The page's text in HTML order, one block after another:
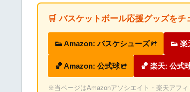
🛒 バスケットボール応援グッズをチ
👟 Amazon: バスケシューズ 👟 楽
🏀 Amazon: 公式球 🏀 楽天: 公式
※当ページはAmazonアソシエイト・楽天アフ